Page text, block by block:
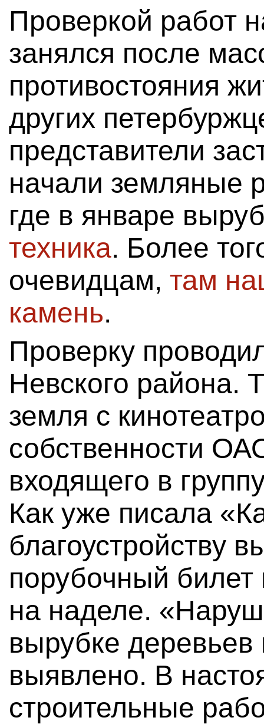
Проверкой работ
занялся после
противостояния
других
представители
начали земляные
где в январе
техника. Более
очевидцам, там
камень.
Проверку
Невского района.
земля с
собственности
входящего в
Как уже писала
благоустройству
порубочный билет
на наделе.
вырубке деревьев
выявлено. В
строительные